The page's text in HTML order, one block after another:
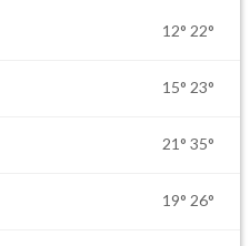
12° 22°
15° 23°
21° 35°
19° 26°